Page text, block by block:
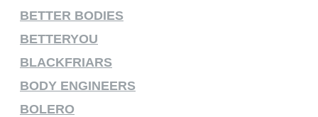
BETTER BODIES
BETTERYOU
BLACKFRIARS
BODY ENGINEERS
BOLERO